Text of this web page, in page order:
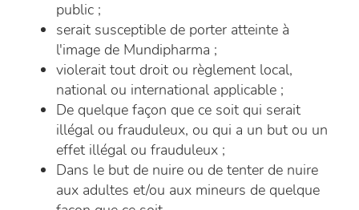
public ;
serait susceptible de porter atteinte à
l'image de Mundipharma ;
violerait tout droit ou règlement local,
national ou international applicable ;
De quelque façon que ce soit qui serait
illégal ou frauduleux, ou qui a un but ou un
effet illégal ou frauduleux ;
Dans le but de nuire ou de tenter de nuire
aux adultes et/ou aux mineurs de quelque